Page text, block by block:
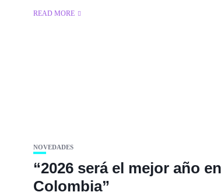
READ MORE
NOVEDADES
“2026 será el mejor año
Colombia”